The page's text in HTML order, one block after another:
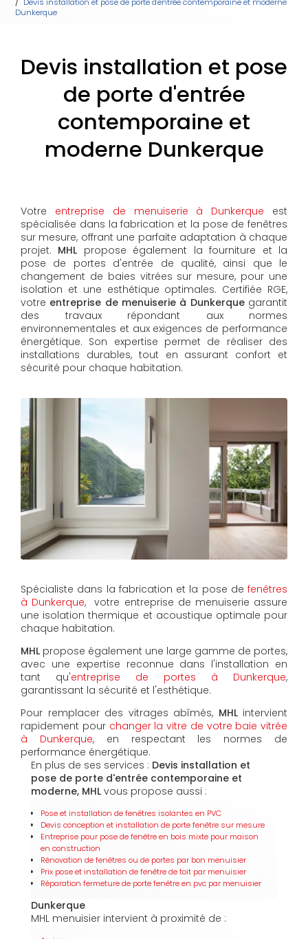
Dunkerque
Devis installation et pose
de porte d'entrée
contemporaine et
moderne Dunkerque
Votre entreprise de menuiserie à Dunkerque est
spécialisée dans la fabrication et la pose de fenêtres
sur mesure, offrant une parfaite adaptation à chaque
projet. MHL propose également la fourniture et la
pose de portes d'entrée de qualité, ainsi que le
changement de baies vitrées sur mesure, pour une
isolation et une esthétique optimales. Certifiée RGE,
votre entreprise de menuiserie à Dunkerquegarantit
des travaux répondant aux normes
environnementales et aux exigences de performance
énergétique. Son expertise permet de réaliser des
installations durables, tout en assurant confort et
sécurité pour chaque habitation.
Spécialiste dans la fabrication et la pose de fenêtres
à Dunkerque, votre entreprise de menuiserie assure
une isolation thermique et acoustique optimale pour
chaque habitation.
MHL propose également une large gamme de portes,
avec une expertise reconnue dans l'installation en
tant qu'entreprise de portes à Dunkerque,
garantissant la sécurité et l'esthétique.
Pour remplacer des vitrages abîmés, MHLintervient
rapidement pour changer la vitre de votre baie vitrée
à Dunkerque, en respectant les normes de
performance énergétique.
En plus de ses services : Devis installation et
pose de porte d'entrée contemporaine et
moderne, MHL vous propose aussi :
Pose et installation de fenêtres isolantes en PVC
Devis conception et installation de porte fenêtre sur mesure
Entreprise pour pose de fenêtre en bois mixte pour maison
en construction
Rénovation de fenêtres ou de portes par bon menuisier
Prix pose et installation de fenêtre de toit par menuisier
Réparation fermeture de porte fenêtre en pvc par menuisier
Dunkerque
MHL menuisier intervient à proximité de :